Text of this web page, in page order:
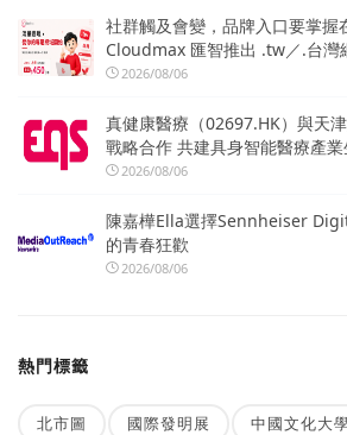
社群觸及會變，品牌入口要掌握
Cloudmax 匯智推出 .tw／.台灣
2026/08/06
真健康醫療（02697.HK）與天
戰略合作 共建具身智能醫療產
2026/08/06
陳嘉樺Ella選擇Sennheiser
的青春狂歡
2026/08/06
熱門標籤
北市圖 國際發明展 中國文化大